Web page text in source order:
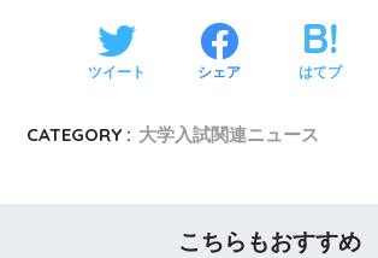
ツイート シェア はてブ
CATEGORY : 大学入試関連ニュース
こちらもおすすめ